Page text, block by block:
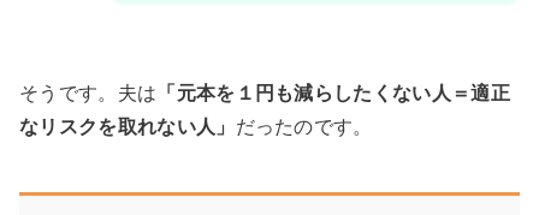
そうです。夫は 「元本を１円も減らしたくない人＝適正
なリスクを取れない人」 だったのです。